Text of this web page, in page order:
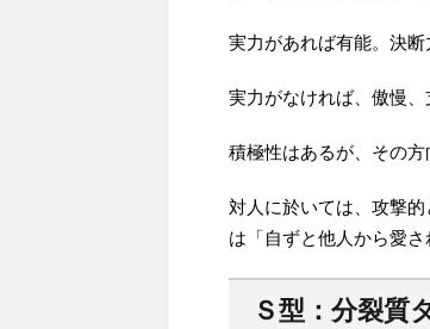
実力があれば有能。決
実力がなければ、傲慢、
積極性はあるが、その方
対人に於いては、攻撃
は「自ずと他人から愛さ
Ｓ型：分裂質